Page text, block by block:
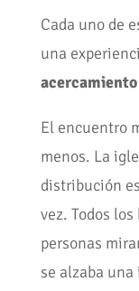
Cada uno de
una
El encuentro
menos. La
distribución
vez. Todos
personas
se alzaba